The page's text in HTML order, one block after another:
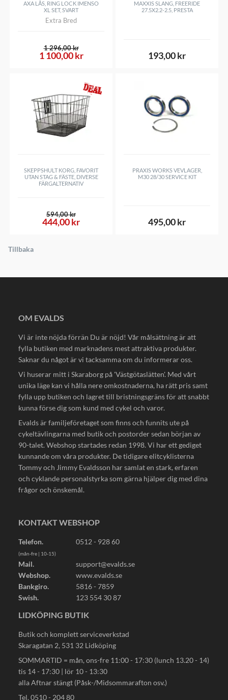
AXA LÅS, RING LOCK IMENSO
XL SET, SVART
Extra Bred
1 100,00 kr
1 296,00 kr
MAXXIS SLANG, FREERIDE
27.5X2.2-2.5, PRESTA
193,00 kr
SKEPPSHULT KORG, FAVORIT
UTAN STAG & FÄSTE, DIVERSE
FÄRGALTERNATIV
444,00 kr
594,00 kr
PRAXIS WORKS VEVLAGER,
M30 28/30 SERVICE KIT
495,00 kr
Tillbaka
OM EVALDS
Vi är inte nöjda förrän Du är nöjd! Vår målsättning är att
fylla butiken med marknadens mest attraktiva produkter.
Saknar du något är vi tacksamma om du informerar oss.
Vi huserar mitt i Skaraborg på 'Västgötaslätten'. Med vårt
unika läge kan vi hålla nere omkostnaderna, ha rätt pris samt
fylla upp butiken och lagret till bristningsgräns för att snabbt
kunna förse dig som kund med cykel och varor.
Evalds är familjeföretaget som finns och funnits ute på
cykeltävlingarna med butik och postorder sedan början av
90-talet. Webshop startades redan 1998. Vi har ett gediget
kunnande om våra produkter. De tidigare elitcyklisterna
Tommy och Jimmy Evaldsson har samlat en stark, erfaren
och cyklande personalstyrka som gärna hjälper dig med dina
frågor och önskemål.
KONTAKT WEBSHOP
Telefon. 0512 - 928 60
(mån-fre | 10-15)
Mail.
support@evalds.se
Webshop.
www.evalds.se
Bankgiro.
5816 - 7859
Swish.
123 554 30 87
LIDKÖPING BUTIK
Butik och komplett serviceverkstad
Skaragatan 2, 531 32 Lidköping
SOMMARTID = mån, ons-fre 11:00 - 17:30 (lunch 13.20 - 14)
tis 14 - 17:30 | lör 10 - 13:30
alla Aftnar stängt (Påsk-/Midsommarafton osv.)
Tel. 0510 - 204 80